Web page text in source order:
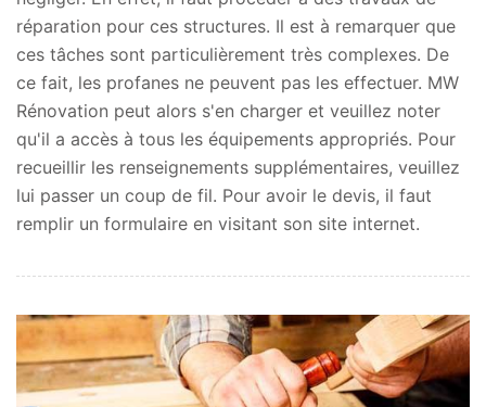
réparation pour ces structures. Il est à remarquer que
ces tâches sont particulièrement très complexes. De
ce fait, les profanes ne peuvent pas les effectuer. MW
Rénovation peut alors s'en charger et veuillez noter
qu'il a accès à tous les équipements appropriés. Pour
recueillir les renseignements supplémentaires, veuillez
lui passer un coup de fil. Pour avoir le devis, il faut
remplir un formulaire en visitant son site internet.